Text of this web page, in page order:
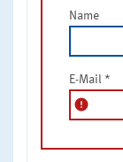
Name
E-Mail *
error